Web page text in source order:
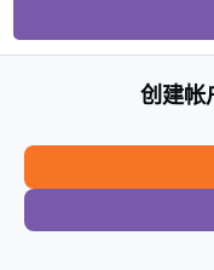
创建帐